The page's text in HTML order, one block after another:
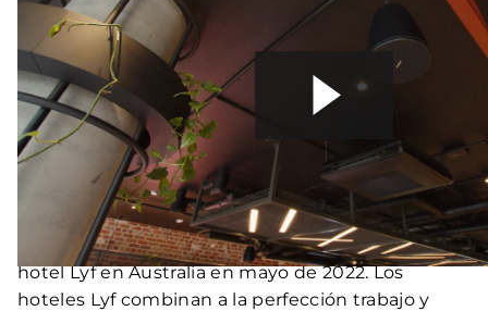
Lyf Collingwood, un hotel de 128 unidades
ubicado en uno de los distritos más históricos de
Melbourne, abrió sus puertas como el primer
hotel Lyf en Australia en mayo de 2022. Los
hoteles Lyf combinan a la perfección trabajo y